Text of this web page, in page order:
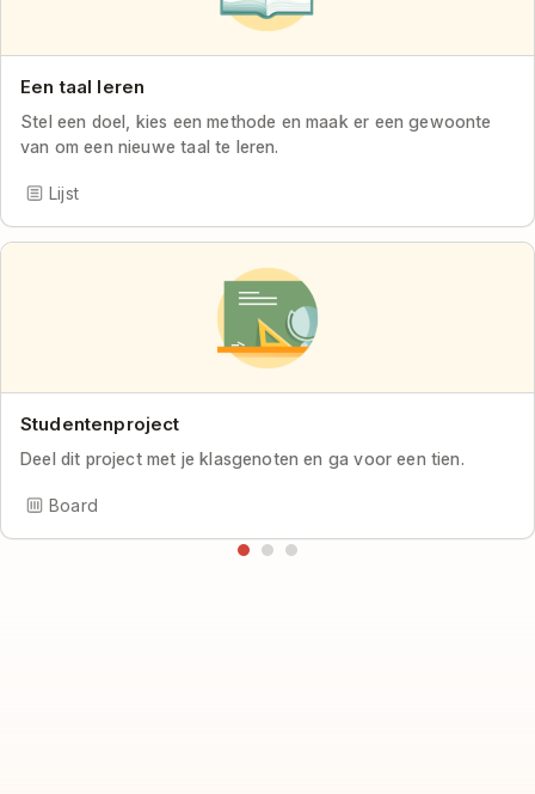
Een taal leren
Stel een doel, kies een methode en maak er een gewoonte
van om een nieuwe taal te leren.
Lijst
Studentenproject
Deel dit project met je klasgenoten en ga voor een tien.
Board